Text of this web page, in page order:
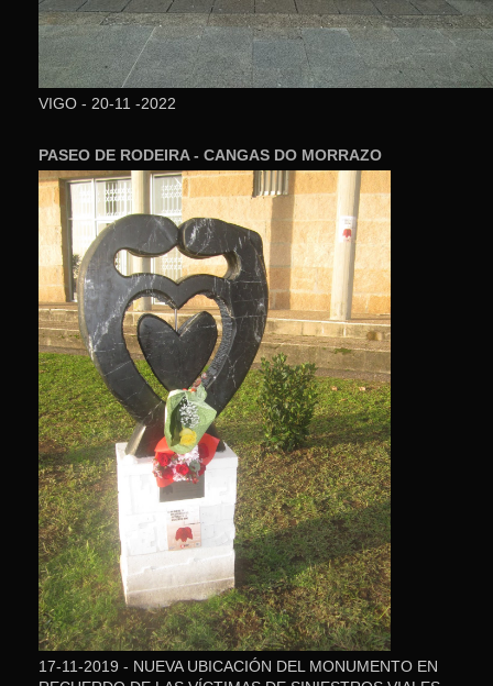
VIGO - 20-11 -2022
PASEO DE RODEIRA - CANGAS DO MORRAZO
17-11-2019 - NUEVA UBICACIÓN DEL MONUMENTO EN